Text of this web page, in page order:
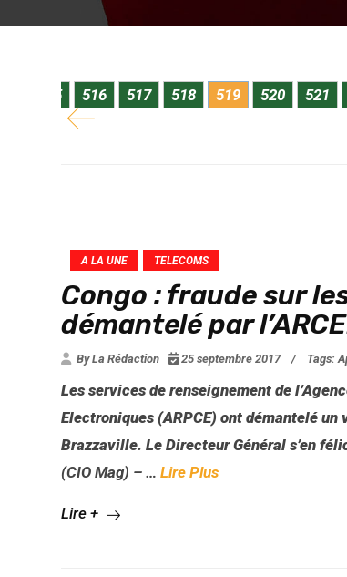
515 516 517 518 519 520 521
des appels téléphoniques à
(CIO Mag) –...
A LA UNE TELECOMS
Congo : fraude sur
démantelé par
By La Rédaction 25 septembre 2017 / Tags:
Les services de renseignement de
Electroniques (ARPCE) ont démantelé
Brazzaville. Le Directeur Général s’en
(CIO Mag) – … Lire Plus
Lire +